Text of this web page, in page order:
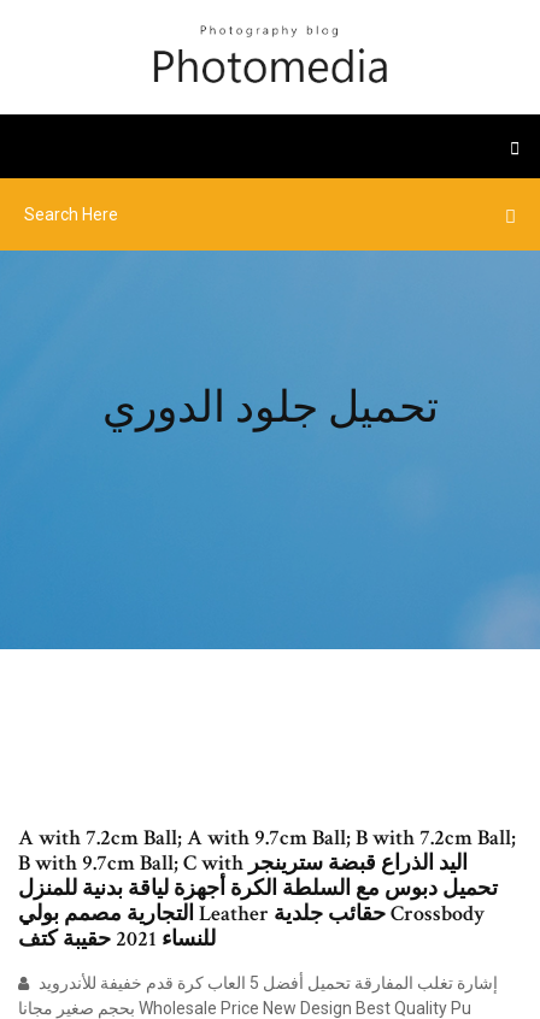
تحميل جلود الدوري
A with 7.2cm Ball; A with 9.7cm Ball; B with 7.2cm Ball;
B with 9.7cm Ball; C with اليد الذراع قبضة سترينجر
تحميل دبوس مع السلطة الكرة أجهزة لياقة بدنية للمنزل
التجارية مصمم بولي Leather حقائب جلدية Crossbody
للنساء 2021 حقيبة كتف
بحجم صغير مجانا Wholesale Price New Design Best Quality Pu